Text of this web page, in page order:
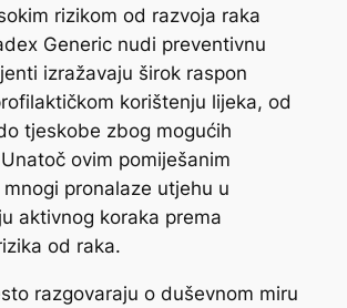
rizikom od razvoja raka
Generic nudi preventivnu
izražavaju širok raspon
korištenju lijeka, od
tjeskobe zbog mogućih
ovim pomiješanim
pronalaze utjehu u
aktivnog koraka prema
od raka.
razgovaraju o duševnom miru